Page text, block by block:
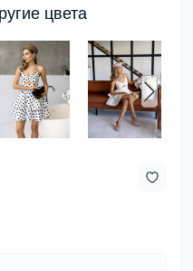
цвета